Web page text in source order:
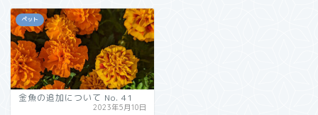
ペット
金魚の追加について No. 41
2023年5月10日